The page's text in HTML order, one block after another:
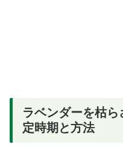
ラベンダーを枯
定時期と方法